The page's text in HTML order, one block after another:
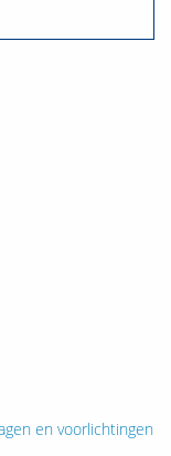
en voorlichtingen